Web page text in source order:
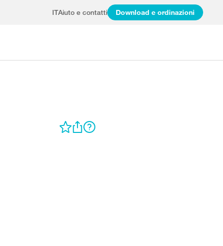
ITAiuto e contatti Download e ordinazioni